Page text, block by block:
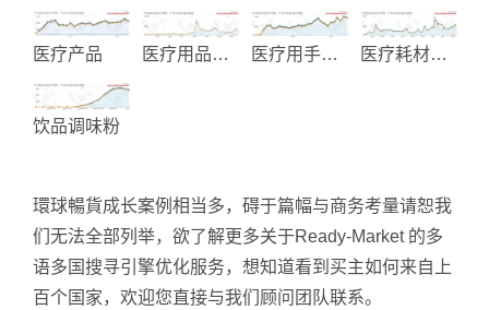
医疗产品 医疗用品设备 医疗用手推车 医疗耗材产品
饮品调味粉
環球暢貨成长案例相当多，碍于篇幅与商务考量请恕我
们无法全部列举，欲了解更多关于Ready-Market 的多
语多国搜寻引擎优化服务，想知道看到买主如何来自上
百个国家，欢迎您直接与我们顾问团队联系。